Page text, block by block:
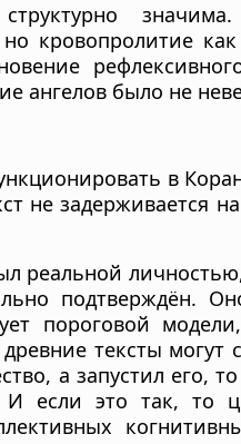
кровопролитие
ангелов было не
в
не задерживается
реальной
подтверждён.
пороговой
тексты могут
а запустил его,
это так, то